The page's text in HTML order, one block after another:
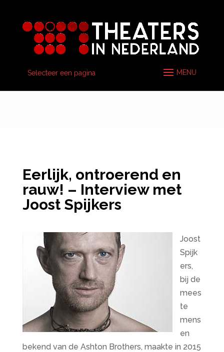
Selecteer een pagina
Eerlijk, ontroerend en
rauw! – Interview met
Joost Spijkers
Joost
Spijk
ers,
bij de
mees
te
mens
en
bekend van de Ashton Brothers, maakte in 2015